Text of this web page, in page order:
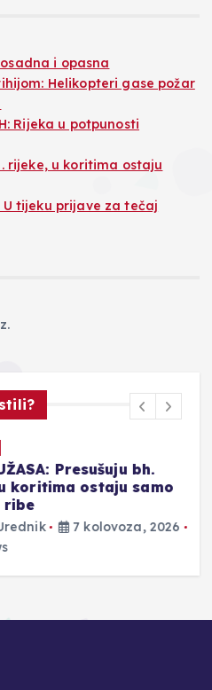
i opasna
Helikopteri gase požar
Rijeka u potpunosti
rijeke, u koritima ostaju
U tijeku prijave za tečaj
Presušuju bh.
koritima ostaju samo
7 kolovoza, 2026